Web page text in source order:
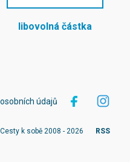
libovolná částka
údajů
k sobě 2008 - 2026 RSS